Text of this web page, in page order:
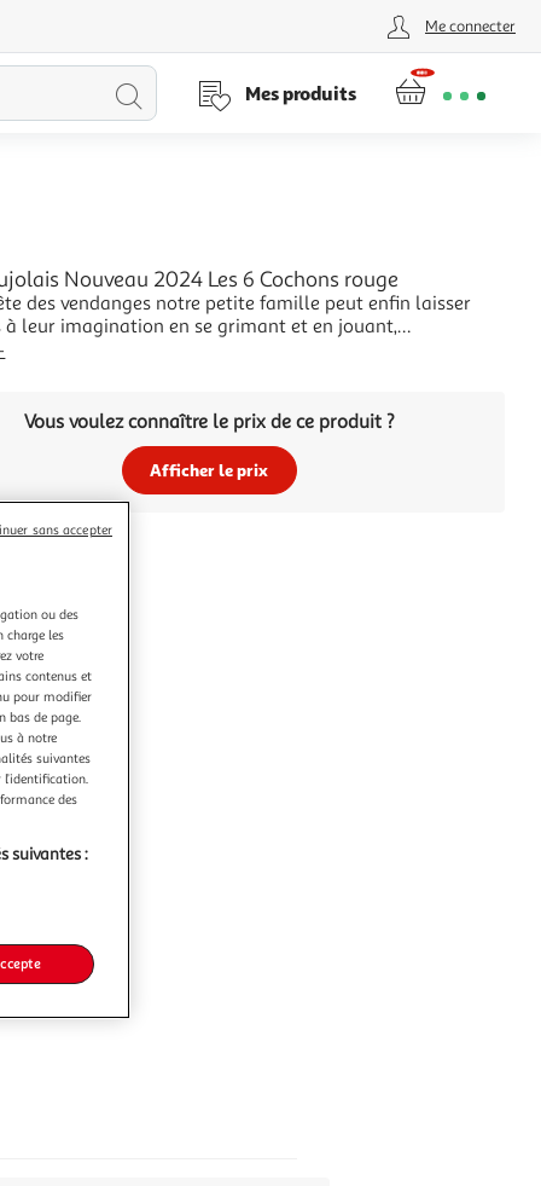
Me connecter
Lancer
Mes produits
Nouveau 2024 Les 6 Cochons rouge
des vendanges notre petite famille peut enfin laisser
à leur imagination en se grimant et en jouant,
ainsi leur côté artistique.Ce n’est que de l’art (de cochon
Vous voulez connaître le prix de ce produit ?
Afficher le prix
ou des
charge les
votre
contenus et
pour modifier
bas de page.
à notre
suivantes
des
suivantes :
sans accepter